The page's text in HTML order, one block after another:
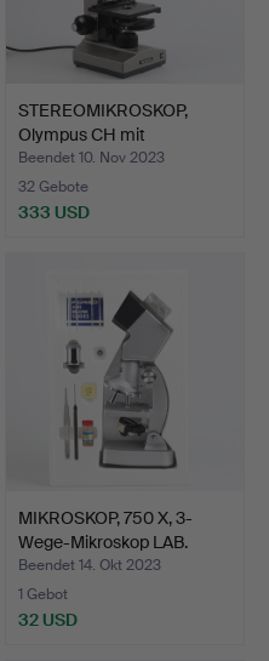
STEREOMIKROSKOP,
Olympus CH mit
Kameraaufs…
Beendet 10. Nov 2023
32 Gebote
333 USD
MIKROSKOP, 750 X, 3-
Wege-Mikroskop LAB.
Beendet 14. Okt 2023
1 Gebot
32 USD